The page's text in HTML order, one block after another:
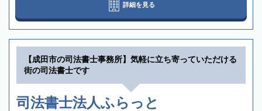
詳細を見る
【成田市の司法書士事務所】気軽に立ち寄っていただける
街の司法書士です
司法書士法人ふらっと